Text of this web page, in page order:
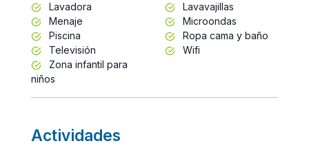
Lavadora
Lavavajillas
Menaje
Microondas
Piscina
Ropa cama y baño
Televisión
Wifi
Zona infantil para
niños
Actividades